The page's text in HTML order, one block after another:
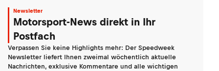
Newsletter
Motorsport-News direkt in Ihr
Postfach
Verpassen Sie keine Highlights mehr: Der Speedweek
Newsletter liefert Ihnen zweimal wöchentlich aktuelle
Nachrichten, exklusive Kommentare und alle wichtigen